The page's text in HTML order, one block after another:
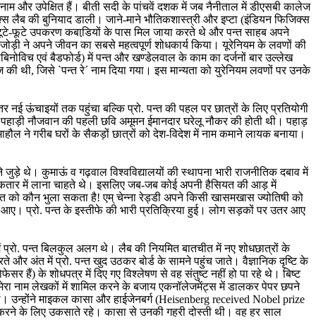
और उपेक्षित हैं। बीती सदी के पांचवें दशक में जब नैनीताल में डीएसबी कालेज
लैब की बुनियाद डाली। जाने-माने भौतिकशास्त्री और इप्टा (इंडियन फिजिक्स
फूटे उपकरण कबाडि़यों के पास मिल जाया करते थे और पन्त साहब अपने
ने अपने जीवन का सबसे महत्वपूर्ण शोधकार्य किया। यूरेनियम के लवणों की
एवं बैडफोर्ड) में पन्त और खण्डेलवाल के काम का दर्जनों बार उल्लेख
थी, जिसे `पन्त रे´ नाम दिया गया। इस मान्यता को युरेनियम लवणों पर उनके
ऊंचाइयों तक पहुंचा बल्कि प्रो. पन्त की पहल पर छात्रों के लिए प्रतियोगी
नौजवान की पहली छवि अमूमन ईमानदार घरेलू नौकर की होती थी। पहाड़
ने गरीब घरों के सैकड़ों छात्रों को देश-विदेश में नाम कमाने लायक बनाया।
थे। कुमाऊं व गढ़वाल विश्वविद्यालयों की स्थापना भारी राजनीतिक दबाव में
कतार में लाना चाहते थे। इसलिए जब-जब कोई अपनी हैसियत की आड़ में
को कौन भुला सकता है! एम् चेन्ना रेड्डी अपने किसी खासमखास ज्योतिषी को
प्रो. पन्त के इस्तीफे की भारी प्रतिक्रिया हुई। लोग सड़कों पर उतर आए
पन्त बिलकुल अलग थे। लैब की नियमित बातचीत में नए शोधछात्रों के
और अंत में प्रो. पन्त खुद उठकर बोर्ड के सामने पहुंच जाते। वैज्ञानिक दृष्टि के
हैं) के शोधपत्र में दिए गए विश्लेषण से वह संतुष्ट नहीं हो पा रहे थे। बिष्ट
मेरा नाम लेखकों में शामिल करने के बजाय एकनॉलेजमेंट्स में डालकर पेपर छपने
उन्होंने माइकल कासा और हाईजेनबर्ग (Heisenberg received Nobel prize
के लिए उकसाते रहे। कासा से उनकी गहरी दोस्ती थी। वह हर साल